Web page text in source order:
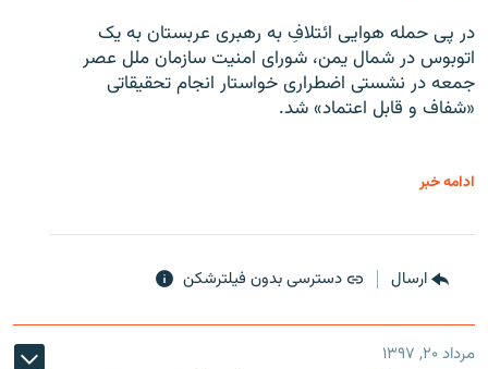
در پی حمله هوایی ائتلافِ به رهبری عربستان به یک
اتوبوس در شمال یمن، شورای امنیت سازمان ملل عصر
جمعه در نشستی اضطراری خواستار انجام تحقیقاتی
«شفاف و قابل اعتماد» شد.
ادامه خبر
ارسال دسترسی بدون فیلترشکن
مرداد ۲۰, ۱۳۹۷